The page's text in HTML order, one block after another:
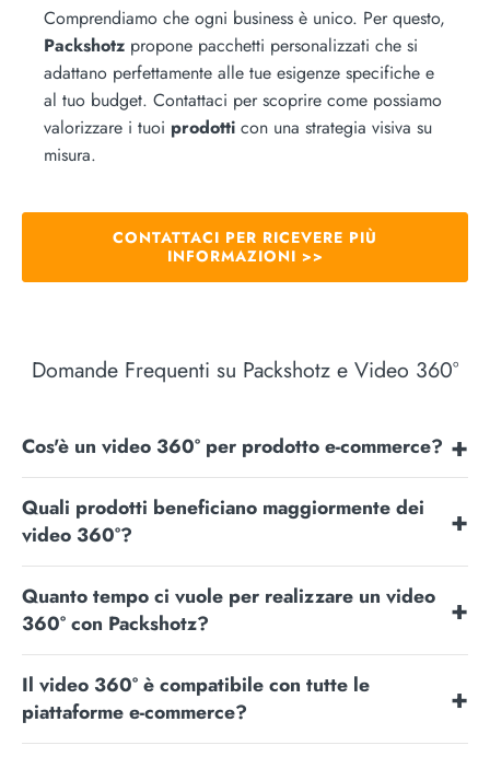
Comprendiamo che ogni business è unico. Per questo,
Packshotz propone pacchetti personalizzati che si
adattano perfettamente alle tue esigenze specifiche e
al tuo budget. Contattaci per scoprire come possiamo
valorizzare i tuoi prodotti con una strategia visiva su
misura.
CONTATTACI PER RICEVERE PIÙ
INFORMAZIONI >>
Domande Frequenti su Packshotz e Video 360°
Cos'è un video 360° per prodotto e-commerce?
Quali prodotti beneficiano maggiormente dei
video 360°?
Quanto tempo ci vuole per realizzare un video
360° con Packshotz?
Il video 360° è compatibile con tutte le
piattaforme e-commerce?